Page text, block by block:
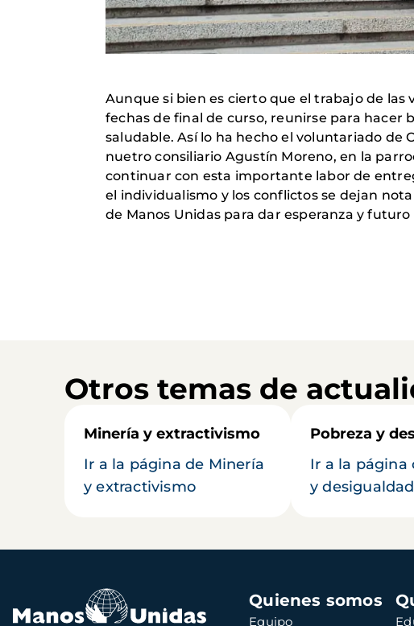
Aunque si bien es cierto que el trabajo de
fechas de final de curso, reunirse para
saludable. Así lo ha hecho el voluntariado de
nuetro consiliario Agustín Moreno, en la
continuar con esta importante labor de
el individualismo y los conflictos se dejan
de Manos Unidas para dar esperanza y
Otros temas de
Minería y extractivismo
Ir a la página de Minería
y extractivismo
Pobreza y
Ir a la página
y desigualdad
Navegación
principal
Quienes somos
Equipo